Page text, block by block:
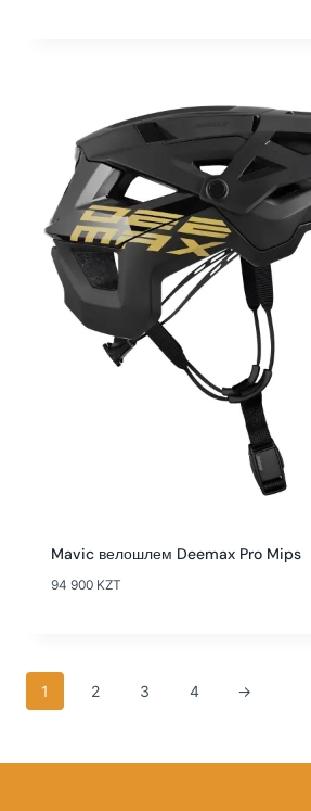
Mavic велошлем Deemax Pro Mips
94 900 KZT
1 2 3 4 →